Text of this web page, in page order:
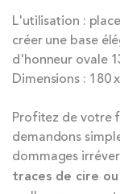
L'utilisation :
créer une base
d'honneur ovale
Dimensions : 180
Profitez de votre
demandons
dommages
traces de cire